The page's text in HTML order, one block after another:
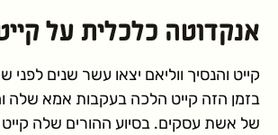
אנקדוטה כלכלית על
קייט והנסיך ווליאם יצאו עשר שנים
בזמן הזה קייט הלכה בעקבות אמא שלה
של אשת עסקים. בסיוע ההורים שלה